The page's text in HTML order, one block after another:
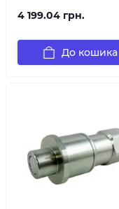
4 199.04 грн.
До кошика